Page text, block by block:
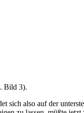
Bild 3).
also auf der